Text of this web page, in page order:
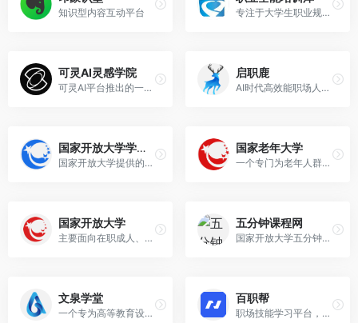
知识型内容互动平台 专注于大学生职业规划和就业创业教育的多媒体视频教育培训平台
可灵AI灵感学院
可灵AI平台推出的一项免费课程服务，旨在帮助用户快速掌握可灵AI的使用技巧
启职鹿
AI时代高效能职场人士学习平台
国家开放大学学习网
国家开放大学提供的在线教育平台
国家老年大学
一个专门为老年人群体打造的在线学习教育平台
国家开放大学
主要面向在职成人、全职工作人员、以及那些因工作繁忙无法参加全日制学习的人群
五分钟课程网
国家开放大学五分钟课程网,5分钟微课网
文泉学堂
一个专为高等教育设计的知识服务平台
百职帮
职场技能学习平台，帮助职场人和准职场人进行自我提升、求职转行或探索副业，用技能赋能个体职场竞争力